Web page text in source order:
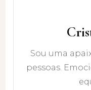
Sou uma
pessoas.